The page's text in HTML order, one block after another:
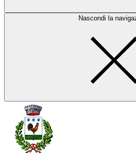
Nascondi la